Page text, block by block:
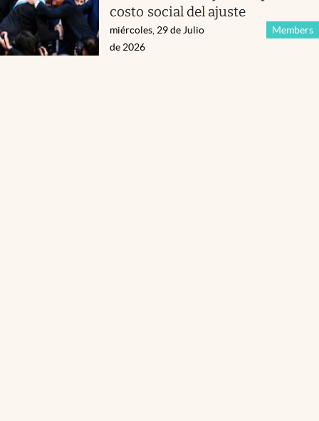
costo social del ajuste
Members
miércoles, 29 de Julio
de 2026